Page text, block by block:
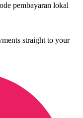
pembayaran lokal